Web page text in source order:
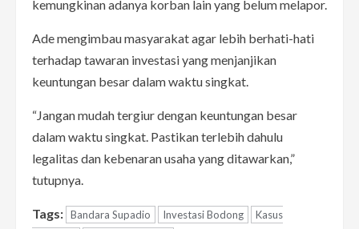
kemungkinan adanya korban lain yang belum melapor.
Ade mengimbau masyarakat agar lebih berhati-hati
terhadap tawaran investasi yang menjanjikan
keuntungan besar dalam waktu singkat.
“Jangan mudah tergiur dengan keuntungan besar
dalam waktu singkat. Pastikan terlebih dahulu
legalitas dan kebenaran usaha yang ditawarkan,”
tutupnya.
Tags: Bandara Supadio Investasi Bodong
Kasus